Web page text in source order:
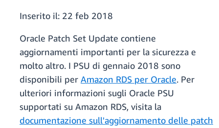
Inserito il: 22 feb 2018
Oracle Patch Set Update contiene
aggiornamenti importanti per la sicurezza e
molto altro. I PSU di gennaio 2018 sono
disponibili per Amazon RDS per Oracle. Per
ulteriori informazioni sugli Oracle PSU
supportati su Amazon RDS, visita la
documentazione sull'aggiornamento delle patch